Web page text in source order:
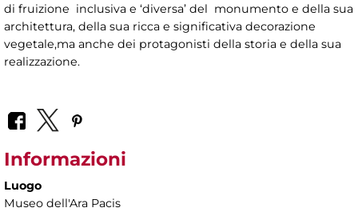
di fruizione inclusiva e ‘diversa’ del monumento e della sua
architettura, della sua ricca e significativa decorazione
vegetale,ma anche dei protagonisti della storia e della sua
realizzazione.
Informazioni
Luogo
Museo dell'Ara Pacis